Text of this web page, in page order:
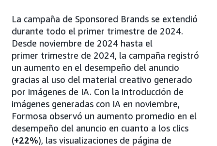
La campaña de Sponsored Brands se extendió
durante todo el primer trimestre de 2024.
Desde noviembre de 2024 hasta el
primer trimestre de 2024, la campaña registró
un aumento en el desempeño del anuncio
gracias al uso del material creativo generado
por imágenes de IA. Con la introducción de
imágenes generadas con IA en noviembre,
Formosa observó un aumento promedio en el
desempeño del anuncio en cuanto a los clics
(+22%), las visualizaciones de página de